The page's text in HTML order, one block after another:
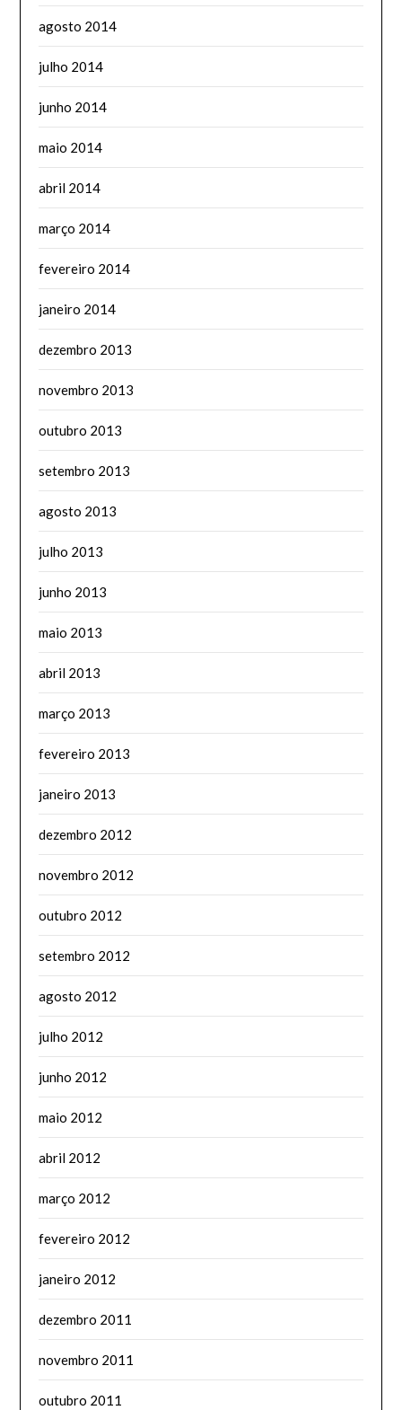
agosto 2014
julho 2014
junho 2014
maio 2014
abril 2014
março 2014
fevereiro 2014
janeiro 2014
dezembro 2013
novembro 2013
outubro 2013
setembro 2013
agosto 2013
julho 2013
junho 2013
maio 2013
abril 2013
março 2013
fevereiro 2013
janeiro 2013
dezembro 2012
novembro 2012
outubro 2012
setembro 2012
agosto 2012
julho 2012
junho 2012
maio 2012
abril 2012
março 2012
fevereiro 2012
janeiro 2012
dezembro 2011
novembro 2011
outubro 2011